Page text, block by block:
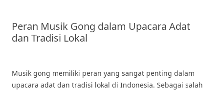
Peran Musik Gong dalam Upacara Adat
dan Tradisi Lokal
Musik gong memiliki peran yang sangat penting dalam
upacara adat dan tradisi lokal di Indonesia. Sebagai salah